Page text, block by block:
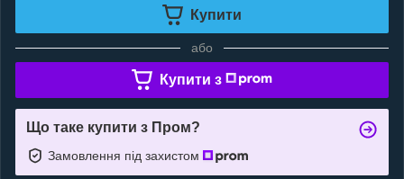
Купити
або
Купити з
Що таке купити з Пром?
Замовлення під захистом